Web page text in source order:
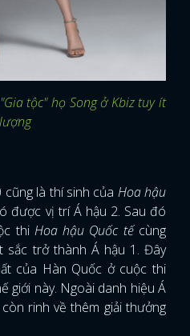
"Gia tộc" họ Song ở Kbiz tuy ít
là thí sinh của Hoa hậu
được vị trí Á hậu 2. Sau đó
thi Hoa hậu Quốc tế cùng
sắc trở thành Á hậu 1. Đây
của Hàn Quốc ở cuộc thi
giới này. Ngoài danh hiệu Á
rinh về thêm giải thưởng